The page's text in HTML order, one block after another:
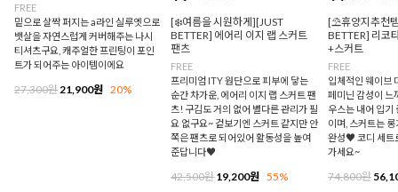
FREE
밑으로 살짝 퍼지는 a라인 실루엣으로
뱃살을 자연스럽게 커버해주는 나시
티셔츠구요, 캐주얼한 프린팅이 포인
트가 되어주는 아이템이에요
27,300원 21,900원 20%
[❄️여름을 시원하게][JUST
BETTER] 에어리 이지 랩 스커트
팬츠
FREE
프리미엄 ITY 원단으로 피부에 닿는
순간 차가운, 에어리 이지 랩 스커트 팬
츠! 구김도 거의 없어 별다른 관리가 필
요 없구요~ 겉보기엔 스커트 같지만 안
쪽은 팬츠로 되어있어 활동성을 높여
준답니다♥
42,500원19,200원 55%
[⛱️휴양지추천
BETTER] 리코
+스커트
FREE
입체적인 웨이브
페미닌 감성이 느
우스는 내어 입기
이며, 스커트는
완성♥ 코디 세트
가세요~
74,800원